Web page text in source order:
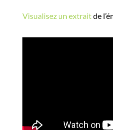
Visualisez un extraitde